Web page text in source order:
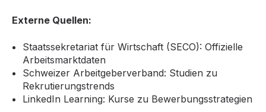
Externe Quellen:
Staatssekretariat für Wirtschaft (SECO): Offizielle
Arbeitsmarktdaten
Schweizer Arbeitgeberverband: Studien zu
Rekrutierungstrends
LinkedIn Learning: Kurse zu Bewerbungsstrategien